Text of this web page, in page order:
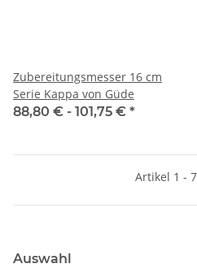
Zubereitungsmesser 16 cm
Serie Kappa von Güde
88,80 € - 101,75 € *
Artikel 1 -
Auswahl